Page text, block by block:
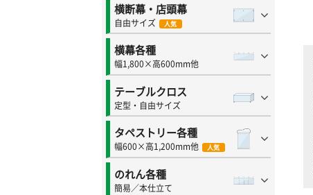
横断幕・店頭幕
自由サイズ 人気
横幕各種
幅1,800×高600mm他
テーブルクロス
定型・自由サイズ
タペストリー各種
幅600×高1,200mm他 人気
のれん各種
簡易／本仕立て